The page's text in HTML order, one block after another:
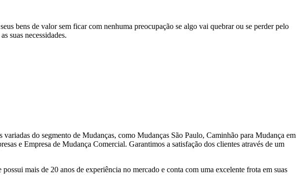
bens de valor sem ficar com nenhuma preocupação se algo vai quebrar ou se perder pelo
suas necessidades.
do segmento de Mudanças, como Mudanças São Paulo, Caminhão para Mudança em
e Empresa de Mudança Comercial. Garantimos a satisfação dos clientes através de um
mais de 20 anos de experiência no mercado e conta com uma excelente frota em suas